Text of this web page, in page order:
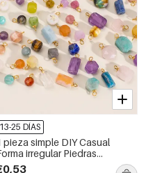
13-25 DÍAS
pieza simple DIY Casual
irregular Piedras
Colgantes para mujer